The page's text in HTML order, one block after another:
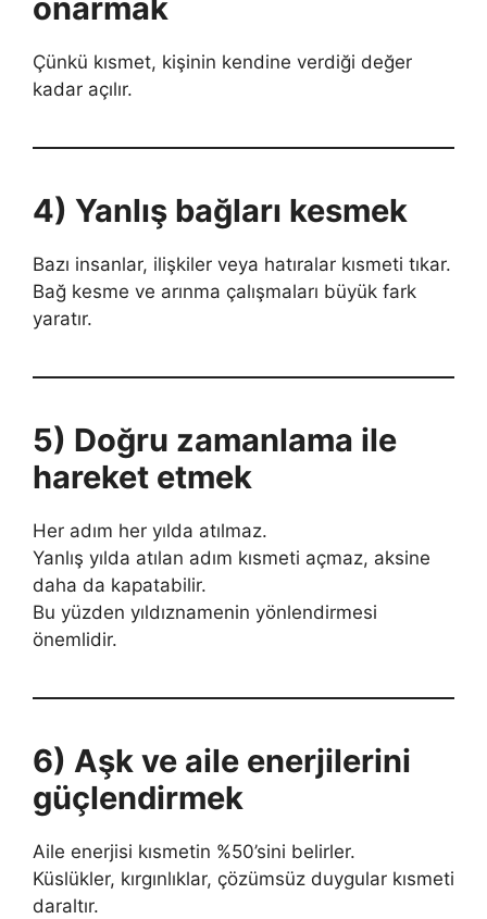
onarmak
Çünkü kısmet, kişinin kendine verdiği değer
kadar açılır.
4) Yanlış bağları kesmek
Bazı insanlar, ilişkiler veya hatıralar kısmeti tıkar.
Bağ kesme ve arınma çalışmaları büyük fark
yaratır.
5) Doğru zamanlama ile
hareket etmek
Her adım her yılda atılmaz.
Yanlış yılda atılan adım kısmeti açmaz, aksine
daha da kapatabilir.
Bu yüzden yıldıznamenin yönlendirmesi
önemlidir.
6) Aşk ve aile enerjilerini
güçlendirmek
Aile enerjisi kısmetin %50’sini belirler.
Küslükler, kırgınlıklar, çözümsüz duygular kısmeti
daraltır.